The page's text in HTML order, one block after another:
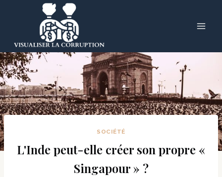
SOCIÉTÉ
L'Inde peut-elle créer son propre «
Singapour » ?